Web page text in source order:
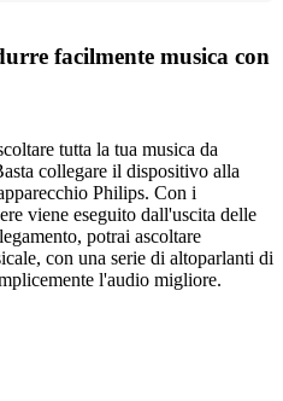
facilmente musica con
tutta la tua musica da
collegare il dispositivo alla
Philips. Con i
viene eseguito dall'uscita delle
potrai ascoltare
con una serie di altoparlanti di
l'audio migliore.